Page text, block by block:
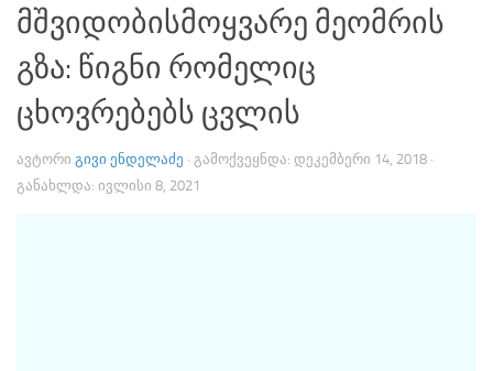
მშვიდობისმოყვარე მეომრის
გზა: წიგნი რომელიც
ცხოვრებებს ცვლის
ᲐᲕᲢᲝᲠᲘ ᲒᲘᲕᲘ ᲔᲜᲓᲔᲚᲐᲫᲔ · ᲒᲐᲛᲝᲥᲕᲔᲧᲜᲓᲐ: ᲓᲔᲙᲔᲛᲑᲔᲠᲘ 14, 2018 ·
ᲒᲐᲜᲐᲮᲚᲓᲐ: ᲘᲕᲚᲘᲡᲘ 8, 2021